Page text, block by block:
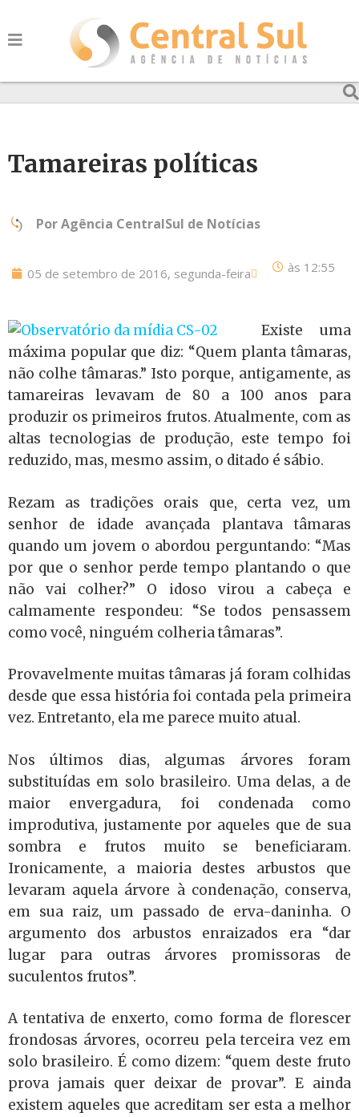
Tamareiras políticas
PorAgência CentralSul de Notícias
05 de setembro de 2016, segunda-feira às 12:55
Existe uma
máxima popular que diz: “Quem planta tâmaras,
não colhe tâmaras.” Isto porque, antigamente, as
tamareiras levavam de 80 a 100 anos para
produzir os primeiros frutos. Atualmente, com as
altas tecnologias de produção, este tempo foi
reduzido, mas, mesmo assim, o ditado é sábio.
Rezam as tradições orais que, certa vez, um
senhor de idade avançada plantava tâmaras
quando um jovem o abordou perguntando: “Mas
por que o senhor perde tempo plantando o que
não vai colher?” O idoso virou a cabeça e
calmamente respondeu: “Se todos pensassem
como você, ninguém colheria tâmaras”.
Provavelmente muitas tâmaras já foram colhidas
desde que essa história foi contada pela primeira
vez. Entretanto, ela me parece muito atual.
Nos últimos dias, algumas árvores foram
substituídas em solo brasileiro. Uma delas, a de
maior envergadura, foi condenada como
improdutiva, justamente por aqueles que de sua
sombra e frutos muito se beneficiaram.
Ironicamente, a maioria destes arbustos que
levaram aquela árvore à condenação, conserva,
em sua raiz, um passado de erva-daninha. O
argumento dos arbustos enraizados era “dar
lugar para outras árvores promissoras de
suculentos frutos”.
A tentativa de enxerto, como forma de florescer
frondosas árvores, ocorreu pela terceira vez em
solo brasileiro. É como dizem: “quem deste fruto
prova jamais quer deixar de provar”. E ainda
existem aqueles que acreditam ser esta a melhor